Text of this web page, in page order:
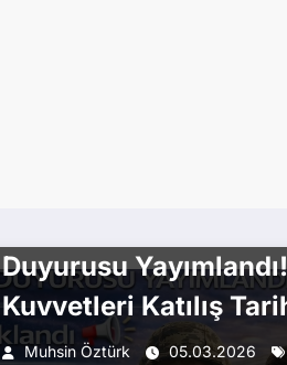
Duyurusu
Kuvvetleri Katılış
Açıklandı
Muhsin Öztürk 05.03.2026